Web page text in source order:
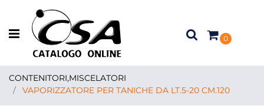
Open menu
0
CONTENITORI,MISCELATORI
VAPORIZZATORE PER TANICHE DA LT.5-20 CM.120